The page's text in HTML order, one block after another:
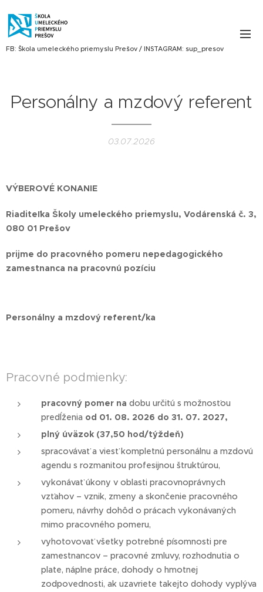
FB: Škola umeleckého priemyslu Prešov / INSTAGRAM: sup_presov
Personálny a mzdový referent
03.07.2026
VÝBEROVÉ KONANIE
Riaditeľka Školy umeleckého priemyslu, Vodárenská č. 3,
080 01 Prešov
prijme do pracovného pomeru nepedagogického
zamestnanca na pracovnú pozíciu
Personálny a mzdový referent/ka
Pracovné podmienky:
pracovný pomer na dobu určitú s možnosťou
predĺženia od 01. 08. 2026 do 31. 07. 2027,
plný úväzok (37,50 hod/týždeň)
spracovávať a viesť kompletnú personálnu a mzdovú
agendu s rozmanitou profesijnou štruktúrou,
vykonávať úkony v oblasti pracovnoprávnych
vzťahov – vznik, zmeny a skončenie pracovného
pomeru, návrhy dohôd o prácach vykonávaných
mimo pracovného pomeru,
vyhotovovať všetky potrebné písomnosti pre
zamestnancov – pracovné zmluvy, rozhodnutia o
plate, náplne práce, dohody o hmotnej
zodpovednosti, ak uzavriete takejto dohody vyplýva